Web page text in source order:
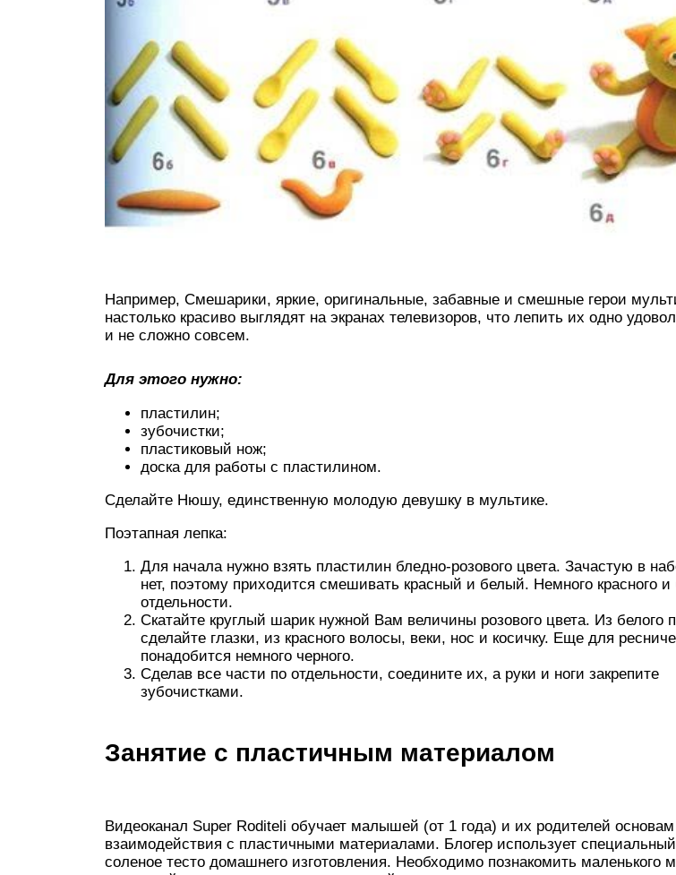
Например, Смешарики, яркие, оригинальные, забавные и смешные герои
настолько красиво выглядят на экранах телевизоров, что лепить их одно
и не сложно совсем.
Для этого нужно:
пластилин;
зубочистки;
пластиковый нож;
доска для работы с пластилином.
Сделайте Нюшу, единственную молодую девушку в мультике.
Поэтапная лепка:
Для начала нужно взять пластилин бледно-розового цвета. Зачастую в
нет, поэтому приходится смешивать красный и белый. Немного красного и
отдельности.
Скатайте круглый шарик нужной Вам величины розового цвета. Из белого
сделайте глазки, из красного волосы, веки, нос и косичку. Еще для
понадобится немного черного.
Сделав все части по отдельности, соедините их, а руки и ноги закрепите
зубочистками.
Занятие с пластичным материалом
Видеоканал Super Roditeli обучает малышей (от 1 года) и их родителей основам
взаимодействия с пластичными материалами. Блогер использует
соленое тесто домашнего изготовления. Необходимо познакомить маленького